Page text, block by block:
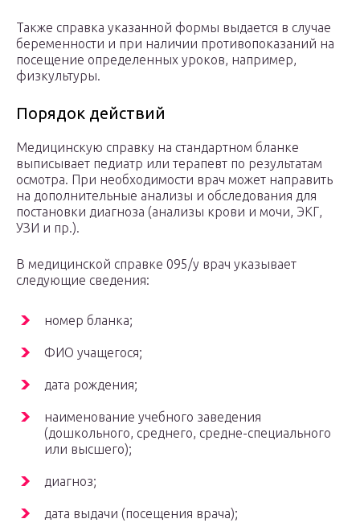
Также справка указанной формы выдается в случае
беременности и при наличии противопоказаний на
посещение определенных уроков, например,
физкультуры.
Порядок действий
Медицинскую справку на стандартном бланке
выписывает педиатр или терапевт по результатам
осмотра. При необходимости врач может направить
на дополнительные анализы и обследования для
постановки диагноза (анализы крови и мочи, ЭКГ,
УЗИ и пр.).
В медицинской справке 095/у врач указывает
следующие сведения:
номер бланка;
ФИО учащегося;
дата рождения;
наименование учебного заведения
(дошкольного, среднего, средне-специального
или высшего);
диагноз;
дата выдачи (посещения врача);